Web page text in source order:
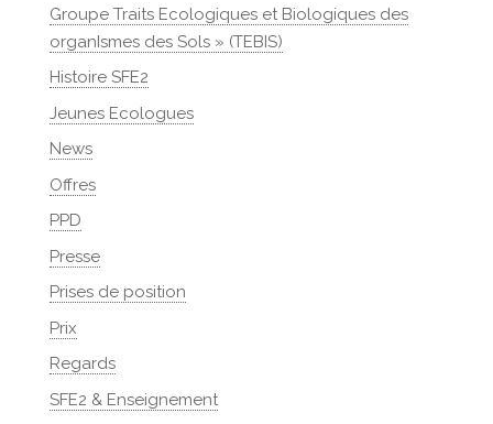
Groupe Traits Ecologiques et Biologiques des
organIsmes des Sols » (TEBIS)
Histoire SFE2
Jeunes Ecologues
News
Offres
PPD
Presse
Prises de position
Prix
Regards
SFE2 & Enseignement